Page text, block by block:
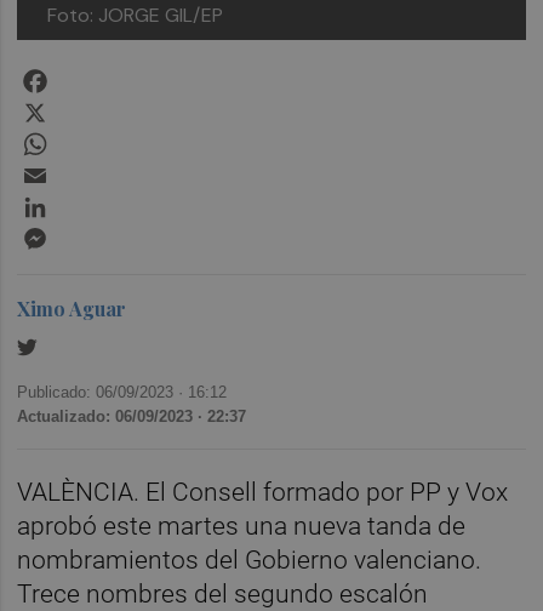
Foto: JORGE GIL/EP
Ximo Aguar
Publicado: 06/09/2023 · 16:12
Actualizado: 06/09/2023 · 22:37
VALÈNCIA. El Consell formado por PP y Vox
aprobó este martes una nueva tanda de
nombramientos del Gobierno valenciano.
Trece nombres del segundo escalón